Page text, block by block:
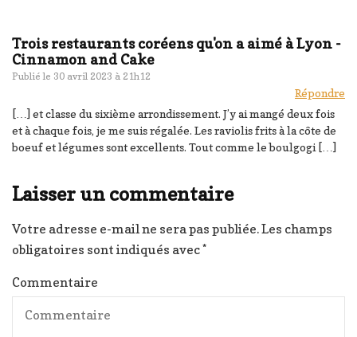
Trois restaurants coréens qu'on a aimé à Lyon -
Cinnamon and Cake
Publié le 30 avril 2023 à 21h12
Répondre
[…] et classe du sixième arrondissement. J’y ai mangé deux fois
et à chaque fois, je me suis régalée. Les raviolis frits à la côte de
boeuf et légumes sont excellents. Tout comme le boulgogi […]
Laisser un commentaire
Votre adresse e-mail ne sera pas publiée.Les champs
obligatoires sont indiqués avec*
Commentaire